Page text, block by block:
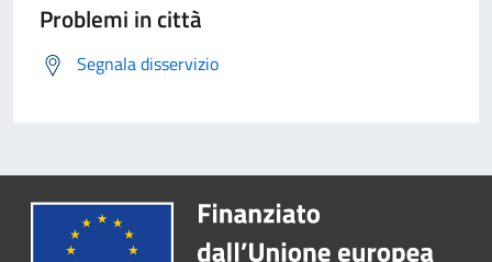
Problemi in città
Segnala disservizio